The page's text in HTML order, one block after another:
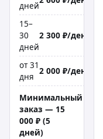
дней
15–
30
дней
2 300 ₽/день
от 31
дня
2 000 ₽/день
Минимальный
заказ — 15
000 ₽ (5
дней)